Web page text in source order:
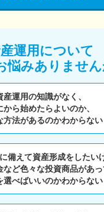
運用について
悩みありません
産運用の知識がなく、
から始めたらよいのか、
方法があるのかわからない
備えて資産形成をしたい
など色々な投資商品があっ
選べばいいのかわからない